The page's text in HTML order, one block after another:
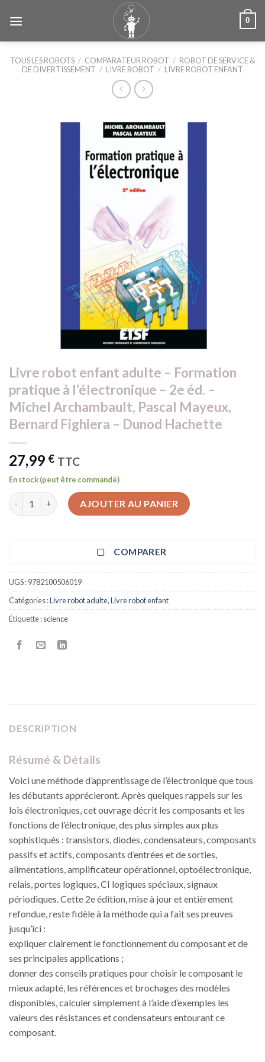
0
TOUS LES ROBOTS / COMPARATEUR ROBOT / ROBOT DE SERVICE &
DE DIVERTISSEMENT / LIVRE ROBOT / LIVRE ROBOT ENFANT
Livre robot enfant adulte – Formation
pratique à l’électronique – 2e éd. –
Michel Archambault, Pascal Mayeux,
Bernard Fighiera – Dunod Hachette
27,99 € TTC
En stock (peut être commandé)
quantité de Livre robot enfant adulte - Formation pratique à
AJOUTER AU PANIER
COMPARER
UGS :9782100506019
Catégories :Livre robot adulte,Livre robot enfant
Étiquette :science
DESCRIPTION
Résumé & Détails
Voici une méthode d’apprentissage de l’électronique que tous
les débutants apprécieront. Après quelques rappels sur les
lois électroniques, cet ouvrage décrit les composants et les
fonctions de l’électronique, des plus simples aux plus
sophistiqués : transistors, diodes, condensateurs, composants
passifs et actifs, composants d’entrées et de sorties,
alimentations, amplificateur opérationnel, optoélectronique,
relais, portes logiques, CI logiques spéciaux, signaux
périodiques. Cette 2e édition, mise à jour et entièrement
refondue, reste fidèle à la méthode qui a fait ses preuves
jusqu’ici :
expliquer clairement le fonctionnement du composant et de
ses principales applications ;
donner des conseils pratiques pour choisir le composant le
mieux adapté, les références et brochages des modèles
disponibles, calculer simplement à l’aide d’exemples les
valeurs des résistances et condensateurs entourant ce
composant.